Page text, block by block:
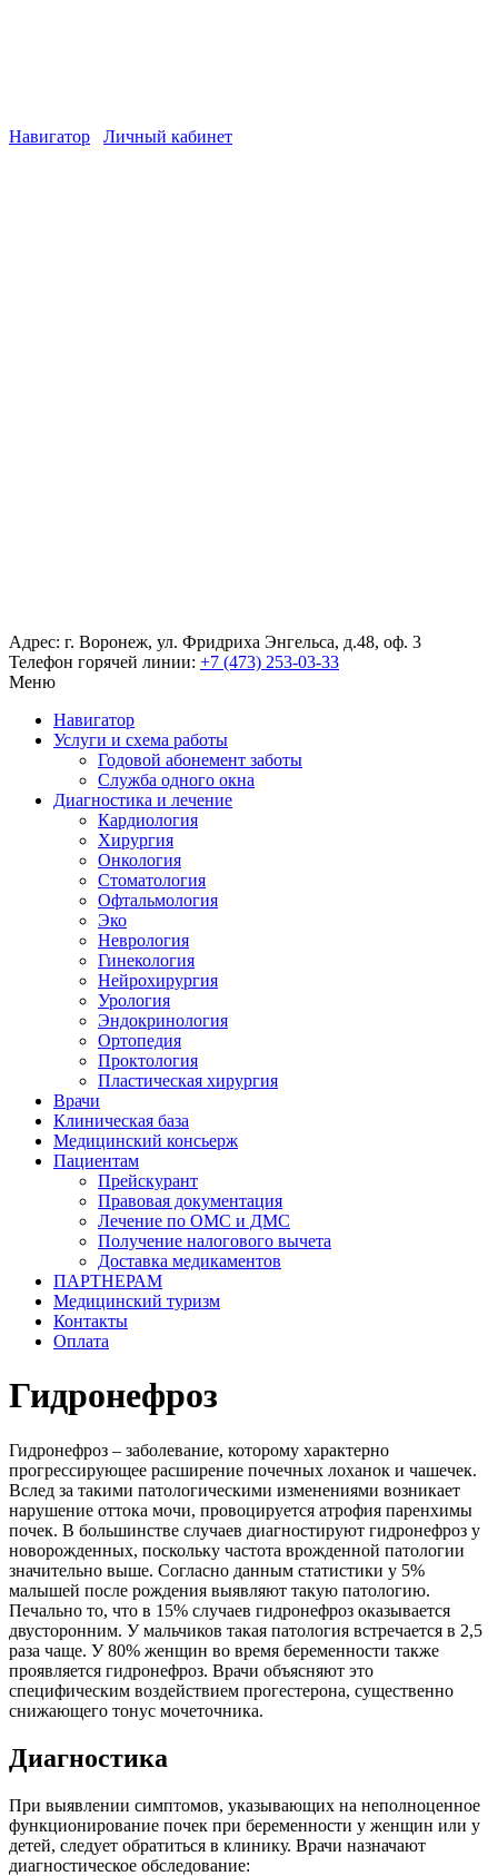
Навигатор Личный кабинет
Адрес: г. Воронеж, ул. Фридриха Энгельса, д.48, оф. 3
Телефон горячей линии: +7 (473) 253-03-33
Меню
Навигатор
Услуги и схема работы
Годовой абонемент заботы
Служба одного окна
Диагностика и лечение
Кардиология
Хирургия
Онкология
Стоматология
Офтальмология
Эко
Неврология
Гинекология
Нейрохирургия
Урология
Эндокринология
Ортопедия
Проктология
Пластическая хирургия
Врачи
Клиническая база
Медицинский консьерж
Пациентам
Прейскурант
Правовая документация
Лечение по ОМС и ДМС
Получение налогового вычета
Доставка медикаментов
ПАРТНЕРАМ
Медицинский туризм
Контакты
Оплата
Гидронефроз
Гидронефроз – заболевание, которому характерно
прогрессирующее расширение почечных лоханок и чашечек.
Вслед за такими патологическими изменениями возникает
нарушение оттока мочи, провоцируется атрофия паренхимы
почек. В большинстве случаев диагностируют гидронефроз у
новорожденных, поскольку частота врожденной патологии
значительно выше. Согласно данным статистики у 5%
малышей после рождения выявляют такую патологию.
Печально то, что в 15% случаев гидронефроз оказывается
двусторонним. У мальчиков такая патология встречается в 2,5
раза чаще. У 80% женщин во время беременности также
проявляется гидронефроз. Врачи объясняют это
специфическим воздействием прогестерона, существенно
снижающего тонус мочеточника.
Диагностика
При выявлении симптомов, указывающих на неполноценное
функционирование почек при беременности у женщин или у
детей, следует обратиться в клинику. Врачи назначают
диагностическое обследование: